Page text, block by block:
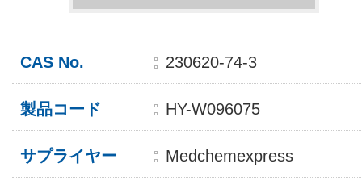
CAS No. 230620-74-3
製品コード HY-W096075
サプライヤー Medchemexpress